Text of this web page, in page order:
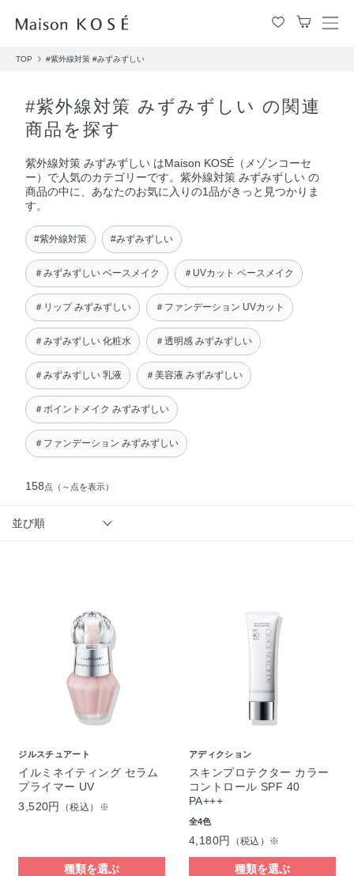
メ
TOP #紫外線対策 #みずみずしい
#紫外線対策 みずみずしい の関連
商品を探す
紫外線対策 みずみずしい はMaison KOSÉ（メゾンコーセ
ー）で人気のカテゴリーです。紫外線対策 みずみずしい の
商品の中に、あなたのお気に入りの1品がきっと見つかりま
す。
#紫外線対策 #みずみずしい
＃みずみずしい ベースメイク ＃UVカット ベースメイク
＃リップ みずみずしい ＃ファンデーション UVカット
＃みずみずしい 化粧水 ＃透明感 みずみずしい
＃みずみずしい 乳液 ＃美容液 みずみずしい
＃ポイントメイク みずみずしい
＃ファンデーション みずみずしい
158点 （～点を表示）
並び順
ジルスチュアート
イルミネイティング セラム
プライマー UV
3,520円
（税込）※
種類を選ぶ
アディクション
スキンプロテクター カラー
コントロール SPF 40
PA+++
全4色
4,180円 （税込）※
種類を選ぶ